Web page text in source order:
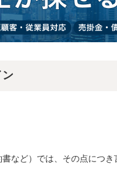
ン
など）では、その点につき